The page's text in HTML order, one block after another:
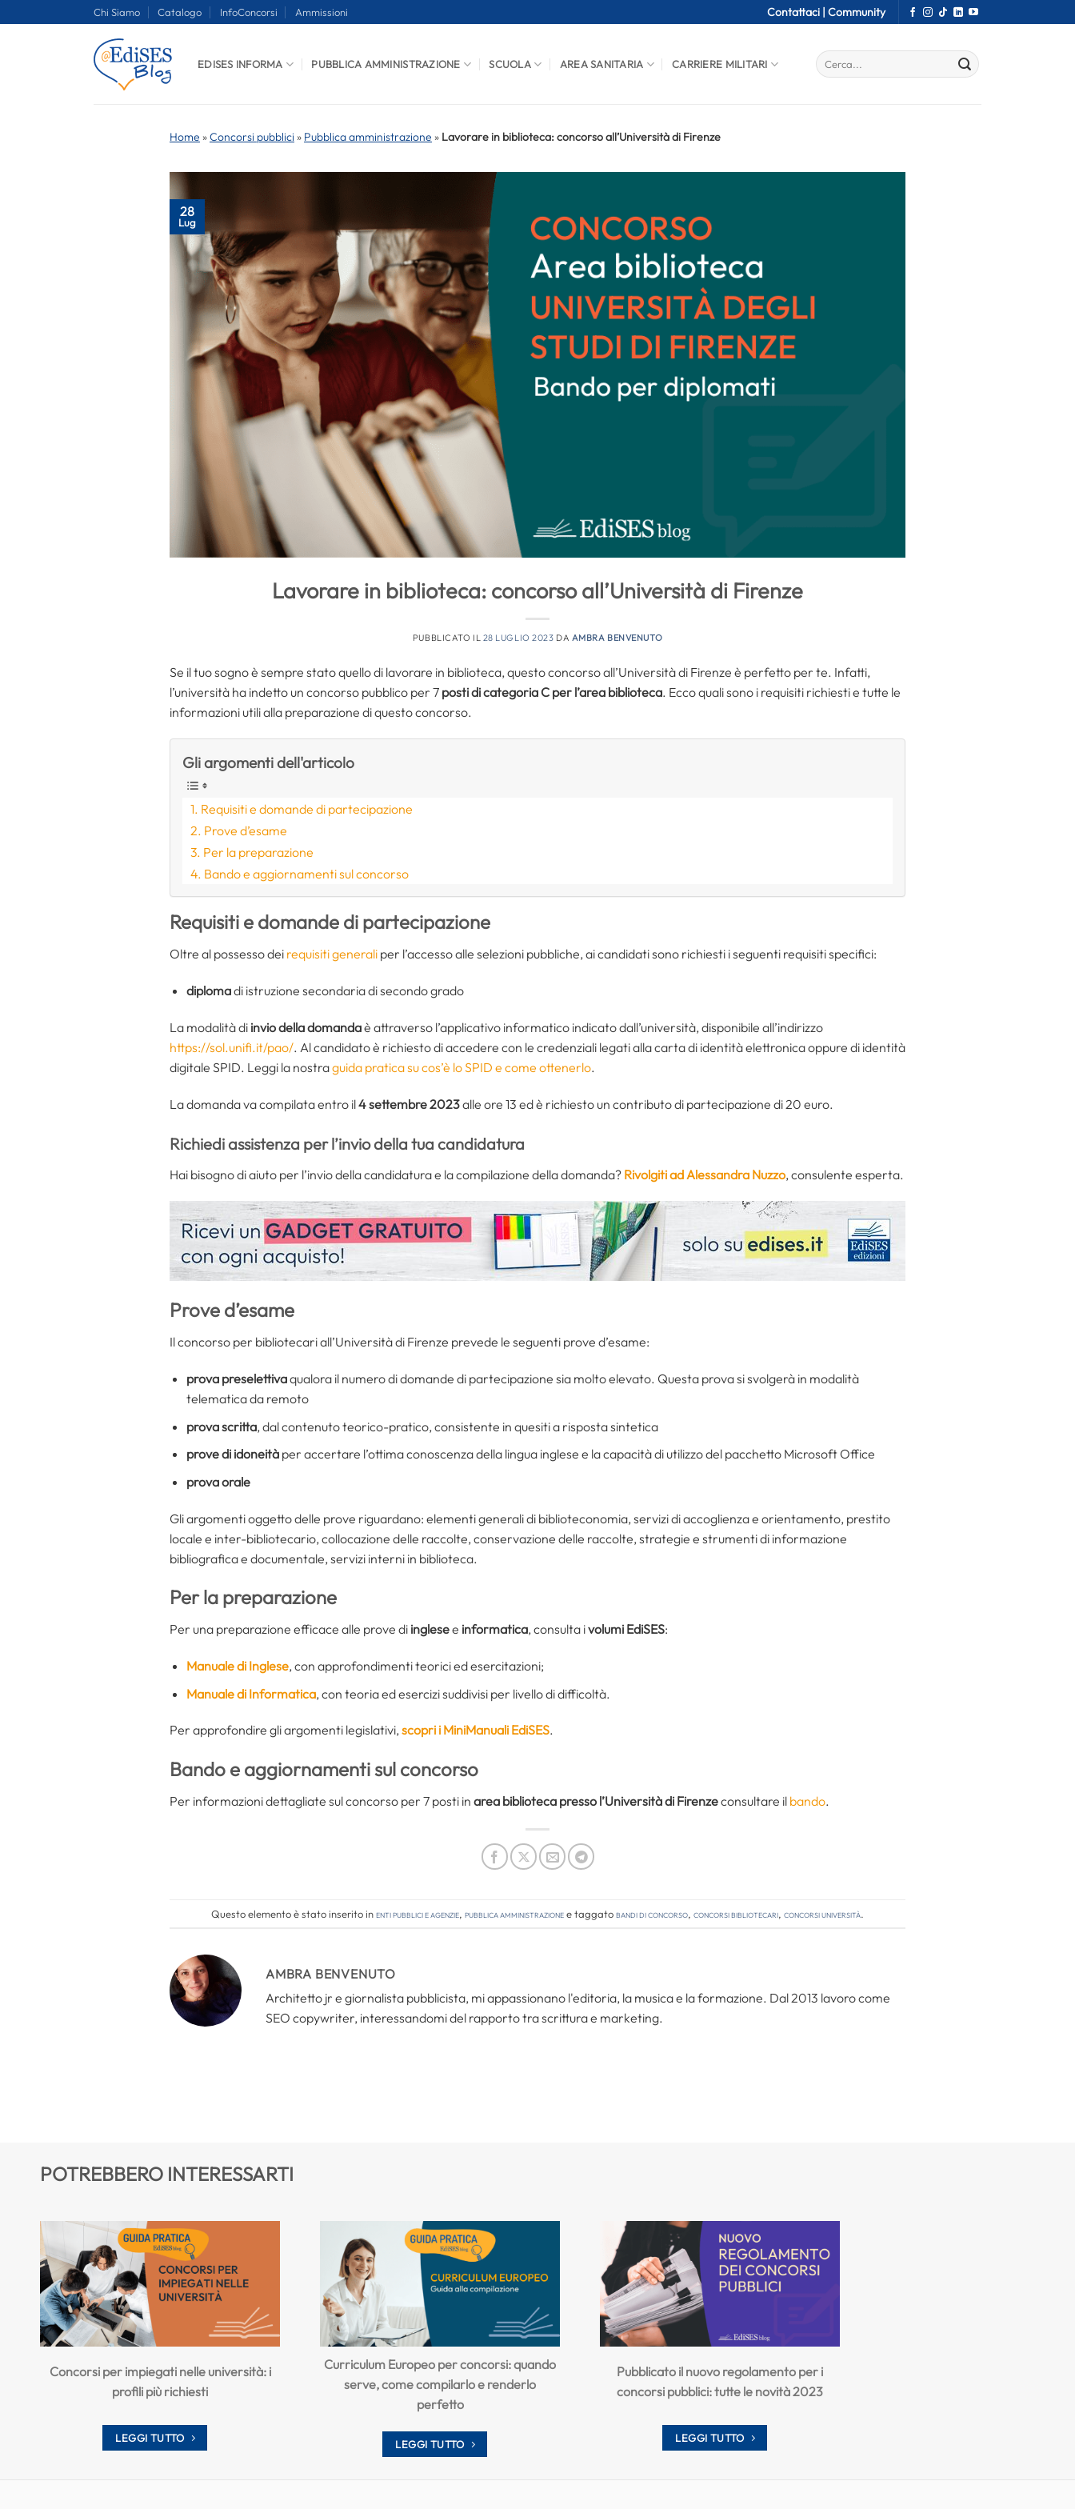
Chi Siamo Catalogo InfoConcorsi Ammissioni Contattaci | Community
EDISES INFORMA PUBBLICA AMMINISTRAZIONE SCUOLA AREA SANITARIA CARRIERE MILITARI
Home »Concorsi pubblici » Pubblica amministrazione » Lavorare in biblioteca: concorso all’Università di Firenze
28
Lug
Lavorare in biblioteca: concorso all’Università di Firenze
PUBBLICATO IL 28 LUGLIO 2023 DA AMBRA BENVENUTO
Se il tuo sogno è sempre stato quello di lavorare in biblioteca, questo concorso all’Università di Firenze è perfetto per te. Infatti,
l’università ha indetto un concorso pubblico per 7 posti di categoria C per l’area biblioteca. Ecco quali sono i requisiti richiesti e tutte le
informazioni utili alla preparazione di questo concorso.
Gli argomenti dell'articolo
Requisiti e domande di partecipazione
Prove d’esame
Per la preparazione
Bando e aggiornamenti sul concorso
Requisiti e domande di partecipazione
Oltre al possesso dei requisiti generali per l’accesso alle selezioni pubbliche, ai candidati sono richiesti i seguenti requisiti specifici:
diplomadi istruzione secondaria di secondo grado
La modalità di invio della domandaè attraverso l’applicativo informatico indicato dall’università, disponibile all’indirizzo
https://sol.unifi.it/pao/. Al candidato è richiesto di accedere con le credenziali legati alla carta di identità elettronica oppure di identità
digitale SPID. Leggi la nostraguida pratica su cos’è lo SPID e come ottenerlo.
La domanda va compilata entro il4 settembre 2023alle ore 13 ed è richiesto un contributo di partecipazione di 20 euro.
Richiedi assistenza per l’invio della tua candidatura
Hai bisogno di aiuto per l’invio della candidatura e la compilazione della domanda? Rivolgiti ad Alessandra Nuzzo, consulente esperta.
Prove d’esame
Il concorso per bibliotecari all’Università di Firenze prevede le seguenti prove d’esame:
prova preselettivaqualora il numero di domande di partecipazione sia molto elevato. Questa prova si svolgerà in modalità
telematica da remoto
prova scritta, dal contenuto teorico-pratico, consistente in quesiti a risposta sintetica
prove di idoneità per accertare l’ottima conoscenza della lingua inglese e la capacità di utilizzo del pacchetto Microsoft Office
prova orale
Gli argomenti oggetto delle prove riguardano: elementi generali di biblioteconomia, servizi di accoglienza e orientamento, prestito
locale e inter-bibliotecario, collocazione delle raccolte, conservazione delle raccolte, strategie e strumenti di informazione
bibliografica e documentale, servizi interni in biblioteca.
Per la preparazione
Per una preparazione efficace alle prove di inglesee informatica, consulta ivolumi EdiSES:
Manuale di Inglese, con approfondimenti teorici ed esercitazioni;
Manuale di Informatica, con teoria ed esercizi suddivisi per livello di difficoltà.
Per approfondire gli argomenti legislativi,scopri i MiniManuali EdiSES.
Bando e aggiornamenti sul concorso
Per informazioni dettagliate sul concorso per 7 posti in area biblioteca presso l’Università di Firenzeconsultare il bando.
Questo elemento è stato inserito inEnti pubblici e agenzie, Pubblica amministrazionee taggatobandi di concorso, concorsi bibliotecari, concorsi università.
AMBRA BENVENUTO
Architetto jr e giornalista pubblicista, mi appassionano l'editoria, la musica e la formazione. Dal 2013 lavoro come
SEO copywriter, interessandomi del rapporto tra scrittura e marketing.
POTREBBERO INTERESSARTI
Concorsi per impiegati nelle università: i
profili più richiesti
LEGGI TUTTO
Curriculum Europeo per concorsi: quando
serve, come compilarlo e renderlo
perfetto
LEGGI TUTTO
Pubblicato il nuovo regolamento per i
concorsi pubblici: tutte le novità 2023
LEGGI TUTTO